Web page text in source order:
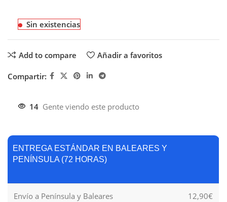
Sin existencias
Add to compare Añadir a favoritos
Compartir:
14 Gente viendo este producto
ENTREGA ESTÁNDAR EN BALEARES Y
PENÍNSULA (72 HORAS)
Envío a Península y Baleares 12,90€